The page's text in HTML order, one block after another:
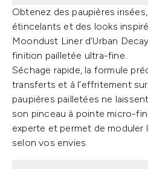
Obtenez des paupières
étincelants et des looks
Moondust Liner d’Urban
finition pailletée ultra-fine.
Séchage rapide, la formule
transferts et à l’effritement
paupières pailletées ne
son pinceau à pointe micro-
experte et permet de moduler
selon vos envies.